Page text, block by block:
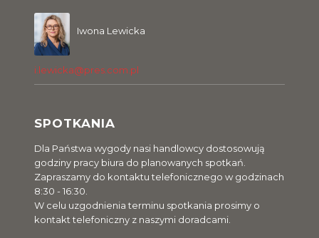
Iwona Lewicka
i.lewicka@pres.com.pl
SPOTKANIA
Dla Państwa wygody nasi handlowcy dostosowują
godziny pracy biura do planowanych spotkań.
Zapraszamy do kontaktu telefonicznego w godzinach
8:30 - 16:30.
W celu uzgodnienia terminu spotkania prosimy o
kontakt telefoniczny z naszymi doradcami.